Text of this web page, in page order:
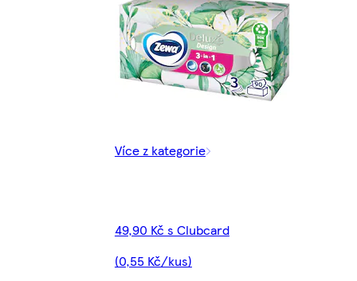
Více z kategorie
49,90 Kč s Clubcard
(0,55 Kč/kus)